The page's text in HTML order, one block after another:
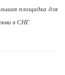
площадка для
в СНГ.